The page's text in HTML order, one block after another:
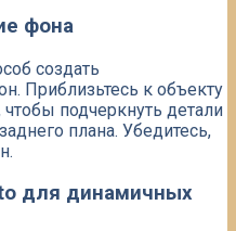
фона
создать
Приблизьтесь к объекту
подчеркнуть детали
плана. Убедитесь,
для динамичных